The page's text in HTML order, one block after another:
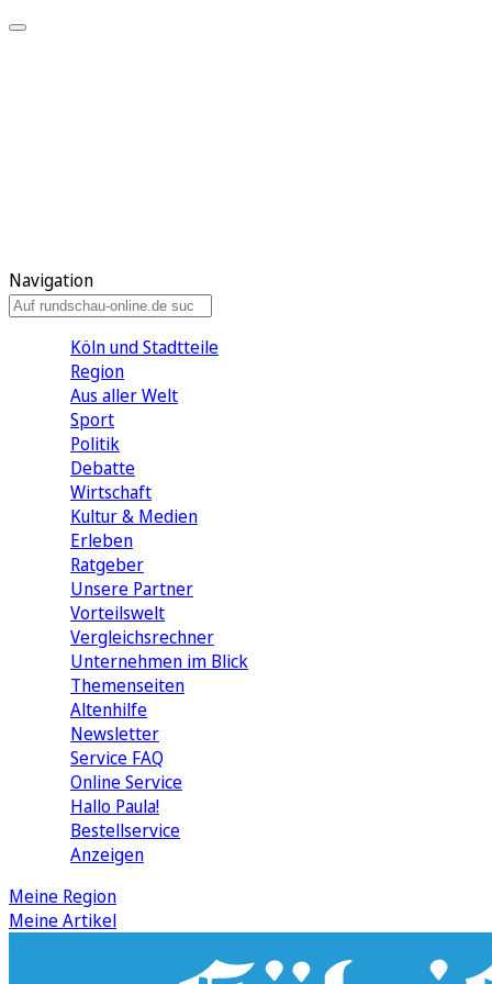
Navigation
Köln und Stadtteile
Region
Aus aller Welt
Sport
Politik
Debatte
Wirtschaft
Kultur & Medien
Erleben
Ratgeber
Unsere Partner
Vorteilswelt
Vergleichsrechner
Unternehmen im Blick
Themenseiten
Altenhilfe
Newsletter
Service FAQ
Online Service
Hallo Paula!
Bestellservice
Anzeigen
Meine Region
Meine Artikel